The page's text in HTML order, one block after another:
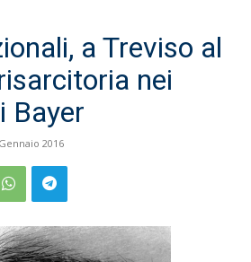
a Treviso al
nei
Bayer
2016